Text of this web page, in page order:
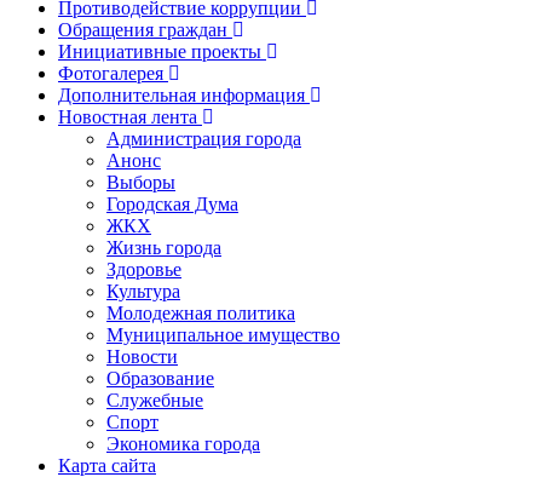
Противодействие коррупции
Обращения граждан
Инициативные проекты
Фотогалерея
Дополнительная информация
Новостная лента
Администрация города
Анонс
Выборы
Городская Дума
ЖКХ
Жизнь города
Здоровье
Культура
Молодежная политика
Муниципальное имущество
Новости
Образование
Служебные
Спорт
Экономика города
Карта сайта